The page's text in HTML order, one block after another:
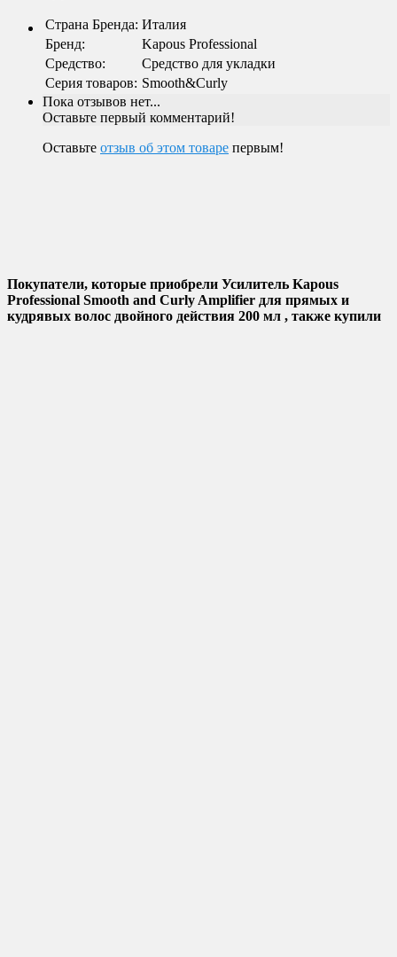
Страна Бренда: Италия
Бренд:
Kapous Professional
Средство:
Cредство для укладки
Серия товаров: Smooth&Curly
Пока отзывов нет...
Оставьте первый комментарий!
Оставьте отзыв об этом товаре первым!
Покупатели, которые приобрели Усилитель Kapous
Professional Smooth and Curly Amplifier для прямых и
кудрявых волос двойного действия 200 мл , также купили